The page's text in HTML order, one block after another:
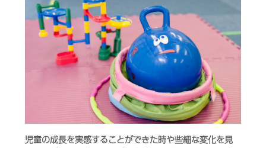
児童の成長を実感することができた時や些細な変化を見